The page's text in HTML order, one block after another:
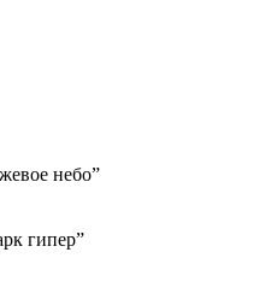
небо​”
гипер”